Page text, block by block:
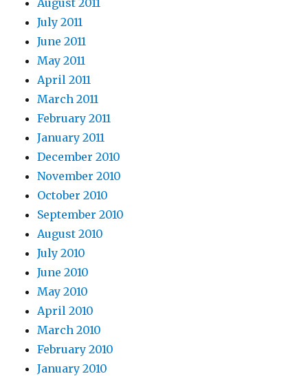
July 2011
June 2011
May 2011
April 2011
March 2011
February 2011
January 2011
December 2010
November 2010
October 2010
September 2010
August 2010
July 2010
June 2010
May 2010
April 2010
March 2010
February 2010
January 2010